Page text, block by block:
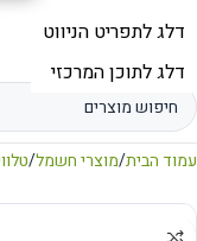
תפריט
עמוד הבית מוצרי חשמל